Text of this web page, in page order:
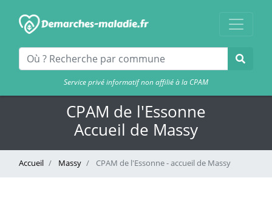
Service privé informatif non affilié à la CPAM
CPAM de l'Essonne
Accueil de Massy
Accueil Massy CPAM de l'Essonne - accueil de Massy